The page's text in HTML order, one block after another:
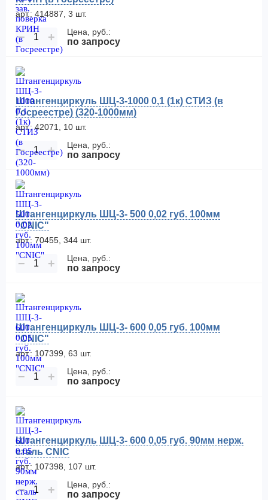
арт.: 414887, 3 шт.
− + Цена, руб.:
по запросу
Штангенциркуль ШЦ-3-1000 0,1 (1к) СТИЗ (в
Госреестре) (320-1000мм)
арт.: 42071, 10 шт.
− + Цена, руб.:
по запросу
Штангенциркуль ШЦ-3- 500 0,02 губ. 100мм
"CNIC"
арт.: 70455, 344 шт.
− + Цена, руб.:
по запросу
Штангенциркуль ШЦ-3- 600 0,05 губ. 100мм
"CNIC"
арт.: 107399, 63 шт.
− + Цена, руб.:
по запросу
Штангенциркуль ШЦ-3- 600 0,05 губ. 90мм нерж.
сталь CNIC
арт.: 107398, 107 шт.
− + Цена, руб.:
по запросу